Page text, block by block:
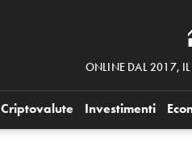
ONLINE DAL 2017, IL
Criptovalute Investimenti